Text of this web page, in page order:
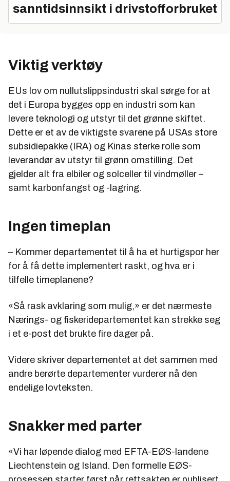
sanntidsinnsikt i drivstofforbruket
Viktig verktøy
EUs lov om nullutslippsindustri skal sørge for at
det i Europa bygges opp en industri som kan
levere teknologi og utstyr til det grønne skiftet.
Dette er et av de viktigste svarene på USAs store
subsidiepakke (IRA) og Kinas sterke rolle som
leverandør av utstyr til grønn omstilling. Det
gjelder alt fra elbiler og solceller til vindmøller –
samt karbonfangst og -lagring.
Ingen timeplan
– Kommer departementet til å ha et hurtigspor her
for å få dette implementert raskt, og hva er i
tilfelle timeplanene?
«Så rask avklaring som mulig,» er det nærmeste
Nærings- og fiskeridepartementet kan strekke seg
i et e-post det brukte fire dager på.
Videre skriver departementet at det sammen med
andre berørte departementer vurderer nå den
endelige lovteksten.
Snakker med parter
«Vi har løpende dialog med EFTA-EØS-landene
Liechtenstein og Island. Den formelle EØS-